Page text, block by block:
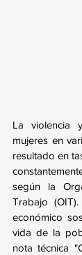
La violencia
mujeres en
resultado en
según la
Trabajo
económico
vida de la
nota técnica